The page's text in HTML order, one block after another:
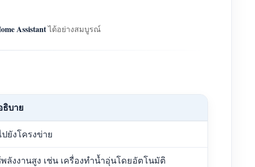
Assistantได้อย่างสมบูรณ์
ธิบาย
ยังโครงข่าย
งงานสูง เช่น เครื่องทำน้ำอุ่นโดยอัตโนมัติ